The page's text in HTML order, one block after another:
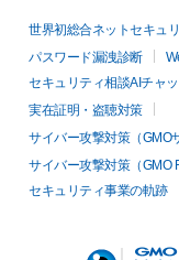
世界初総合ネットセキュ
パスワード漏洩診断
セキュリティ相談AIチャ
実在証明・盗聴対策
サイバー攻撃対策（GMO
サイバー攻撃対策（GMO
セキュリティ事業の軌跡